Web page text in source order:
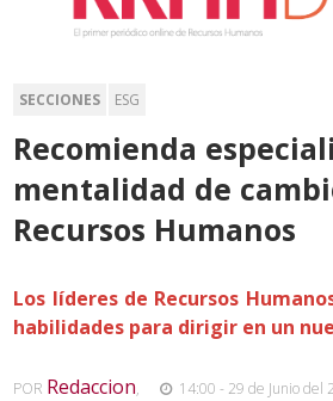
SECCIONES ESG
Recomienda
mentalidad de
Recursos Humanos
Los líderes de Recursos
habilidades para dirigir en un
POR Redaccion, 14:00 - 29 de Junio del